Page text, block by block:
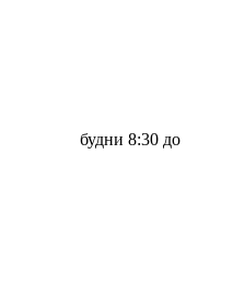
будни 8:30 до